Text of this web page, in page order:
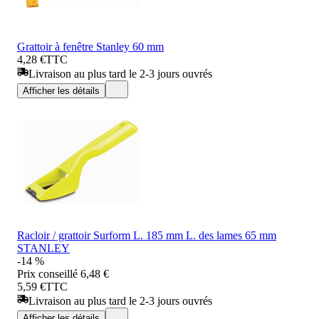
Grattoir à fenêtre Stanley 60 mm
4,28 €TTC
Livraison au plus tard le 2-3 jours ouvrés
Afficher les détails
Racloir / grattoir Surform L. 185 mm L. des lames 65 mm
STANLEY
-14 %
Prix conseillé 6,48 €
5,59 €TTC
Livraison au plus tard le 2-3 jours ouvrés